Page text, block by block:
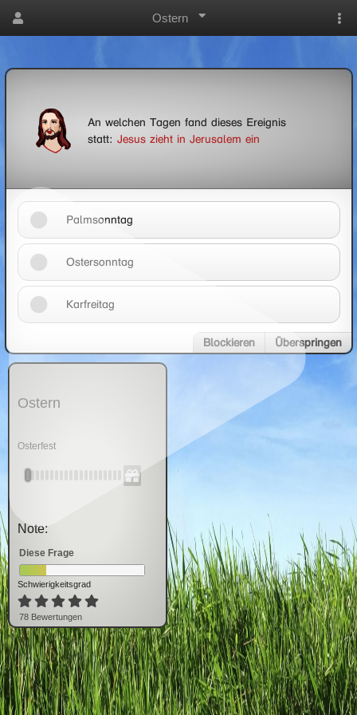
Ostern
An welchen Tagen fand dieses Ereignis
statt: Jesus zieht in Jerusalem ein
Palmsonntag
Ostersonntag
Karfreitag
Blockieren Überspringen
Ostern
Osterfest
Note:
Diese Frage
Schwierigkeitsgrad
78 Bewertungen